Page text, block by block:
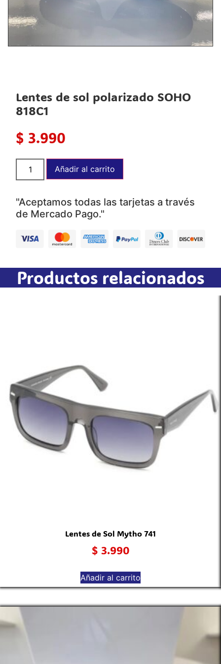
Lentes de sol polarizado SOHO
818C1
$ 3.990
Lentes
sol
818C1
cantidad
Añadir al carrito
"Aceptamos todas las tarjetas a través
de Mercado Pago."
Productos relacionados
Lentes de Sol Mytho 741
$ 3.990
Añadir al carrito